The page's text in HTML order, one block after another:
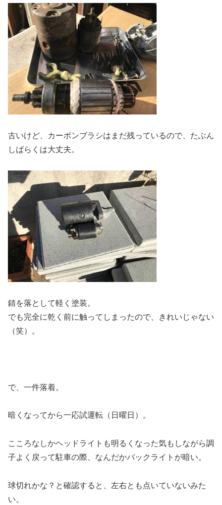
古いけど、カーボンブラシはまだ残っているので、たぶん
しばらくは大丈夫。
錆を落として軽く塗装。
でも完全に乾く前に触ってしまったので、きれいじゃない
（笑）。
で、一件落着。
暗くなってから一応試運転（日曜日）。
こころなしかヘッドライトも明るくなった気もしながら調
子よく戻って駐車の際、なんだかバックライトが暗い。
球切れかな？と確認すると、左右とも点いていないみた
い。